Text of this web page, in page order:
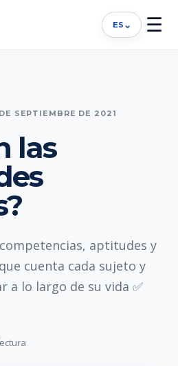
ES ⌄ ☰
SEPTIEMBRE DE 2021
las
aptitudes y
cuenta cada sujeto y
a lo largo de su vida ✅